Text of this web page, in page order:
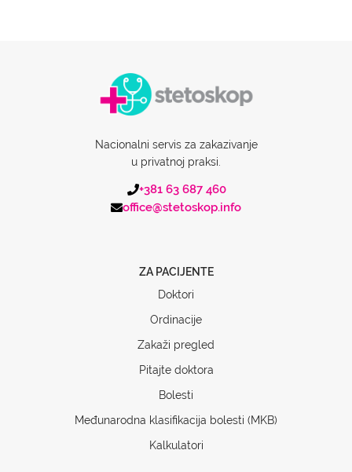
Nacionalni servis za zakazivanje
u privatnoj praksi.
+381 63 687 460
office@stetoskop.info
ZA PACIJENTE
Doktori
Ordinacije
Zakaži pregled
Pitajte doktora
Bolesti
Međunarodna klasifikacija bolesti (MKB)
Kalkulatori